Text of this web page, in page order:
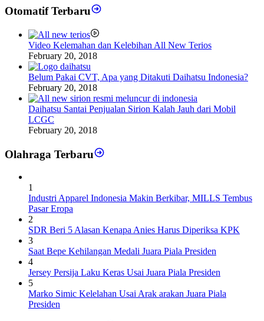
Otomatif Terbaru
Video Kelemahan dan Kelebihan All New Terios
February 20, 2018
Belum Pakai CVT, Apa yang Ditakuti Daihatsu Indonesia?
February 20, 2018
Daihatsu Santai Penjualan Sirion Kalah Jauh dari Mobil
LCGC
February 20, 2018
Olahraga Terbaru
1
Industri Apparel Indonesia Makin Berkibar, MILLS Tembus
Pasar Eropa
2
SDR Beri 5 Alasan Kenapa Anies Harus Diperiksa KPK
3
Saat Bepe Kehilangan Medali Juara Piala Presiden
4
Jersey Persija Laku Keras Usai Juara Piala Presiden
5
Marko Simic Kelelahan Usai Arak arakan Juara Piala
Presiden